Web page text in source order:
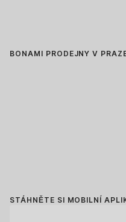
BONAMI PRODEJNY V
STÁHNĚTE SI MOBILNÍ